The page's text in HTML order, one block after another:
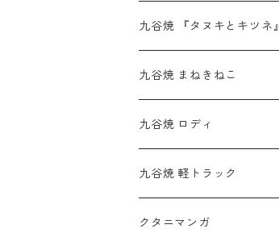
九谷焼 『タヌキとキツネ』
九谷焼 まねきねこ
九谷焼 ロディ
九谷焼 軽トラック
クタニマンガ